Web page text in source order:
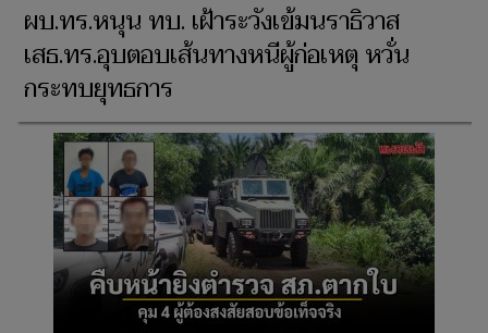
ผบ.ทร.หนุน ทบ. เฝ้าระวังเข้มนราธิวาส
เสธ.ทร.อุบตอบเส้นทางหนีผู้ก่อเหตุ หวั่น
กระทบยุทธการ